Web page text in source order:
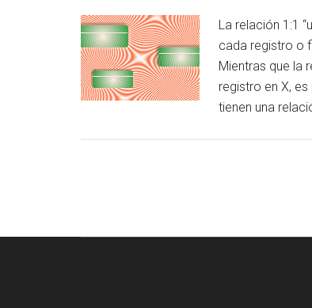
La relación 1:1
cada registro o
Mientras que la
registro en X,
tienen una